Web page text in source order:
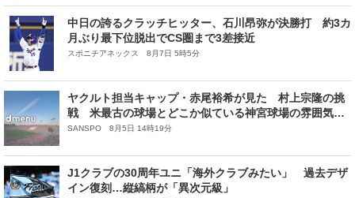
中日の誇るクラッチヒッター、石川昂弥が決勝打 約3カ
月ぶり最下位脱出でCS圏まで3差接近
スポニチアネックス 8月7日 5時5分
ヤクルト担当キャップ・赤尾裕希が見た 村上宗隆の挑
戦 米最古の球場とどこか似ている神宮球場の雰囲気
歴史を紡ぐ者としての姿あり
SANSPO 8月5日 14時19分
J1クラブの30周年ユニ「海外クラブみたい」 過去デザ
イン復刻…縦縞柄が「異次元級」